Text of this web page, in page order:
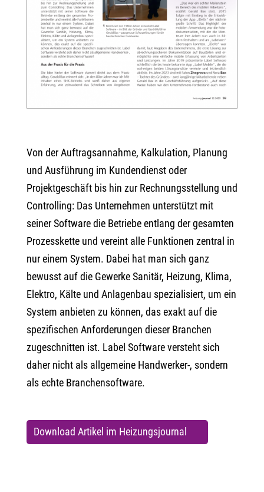
Von der Auftragsannahme, Kalkulation, Planung
und Ausführung im Kundendienst oder
Projektgeschäft bis hin zur Rechnungsstellung und
Controlling: Das Unternehmen unterstützt mit
seiner Software die Betriebe entlang der gesamten
Prozesskette und vereint alle Funktionen zentral in
nur einem System. Dabei hat man sich ganz
bewusst auf die Gewerke Sanitär, Heizung, Klima,
Elektro, Kälte und Anlagenbau spezialisiert, um ein
System anbieten zu können, das exakt auf die
spezifischen Anforderungen dieser Branchen
zugeschnitten ist. Label Software versteht sich
daher nicht als allgemeine Handwerker-, sondern
als echte Branchensoftware.
Download Artikel im Heizungsjournal